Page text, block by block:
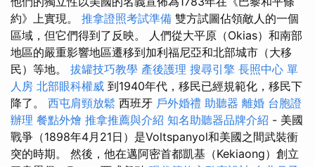
約》上實現。 推拿證照考試準備 雙方試圖佔領敵人的一個
區域，但它們得到了反映。 人們從大平原（Okias）和南部
地區的嚴重影響地區遷移到加利福尼亞和北部城市（大移
民）等地。 拔罐技巧教學 產後護理 搜尋引擎 長照中心 單
人房 北部眼科權威 到1940年代，移民已經規範化，移民下
降了。 西屯肩頸放鬆 西班牙 戶外婚禮 助聽器 離婚 台胞證
辦理 餐點外燴 推拿推薦與介紹 知名助聽器品牌介紹 - 美國
戰爭（1898年4月21日）是Voltspanyol和美國之間武裝衝
突的時期。 然後，他在邁阿密首都凱基（Kekiaong）創立